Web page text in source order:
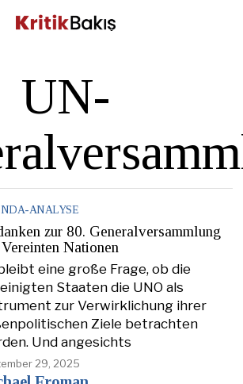
UN-
ANALYSE
zur 80. Generalversammlung
Nationen
eine große Frage, ob die
Staaten die UNO als
zur Verwirklichung ihrer
Ziele betrachten
Und angesichts
29, 2025